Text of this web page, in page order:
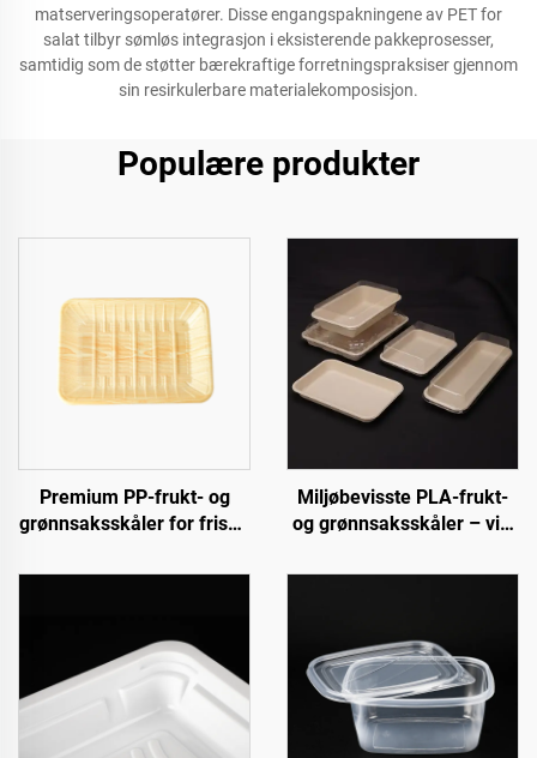
matserveringsoperatører. Disse engangspakningene av PET for
salat tilbyr sømløs integrasjon i eksisterende pakkeprosesser,
samtidig som de støtter bærekraftige forretningspraksiser gjennom
sin resirkulerbare materialekomposisjon.
Populære produkter
Premium PP-frukt- og
grønnsaksskåler for friske
Miljøbevisste PLA-frukt-
og grønnsaksskåler – vis,